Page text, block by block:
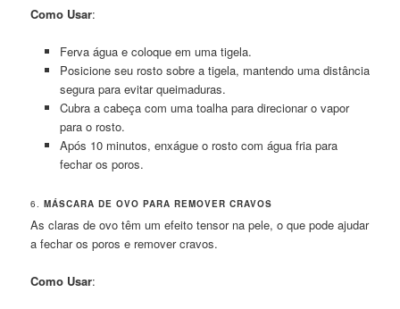
Como Usar:
Ferva água e coloque em uma tigela.
Posicione seu rosto sobre a tigela, mantendo uma distância
segura para evitar queimaduras.
Cubra a cabeça com uma toalha para direcionar o vapor
para o rosto.
Após 10 minutos, enxágue o rosto com água fria para
fechar os poros.
6.MÁSCARA DE OVO PARA REMOVER CRAVOS
As claras de ovo têm um efeito tensor na pele, o que pode ajudar
a fechar os poros e remover cravos.
Como Usar: